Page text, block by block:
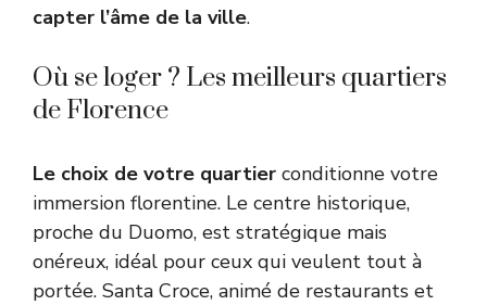
capter l’âme de la ville.
Où se loger ? Les meilleurs quartiers
de Florence
Le choix de votre quartier conditionne votre
immersion florentine. Le centre historique,
proche du Duomo, est stratégique mais
onéreux, idéal pour ceux qui veulent tout à
portée. Santa Croce, animé de restaurants et